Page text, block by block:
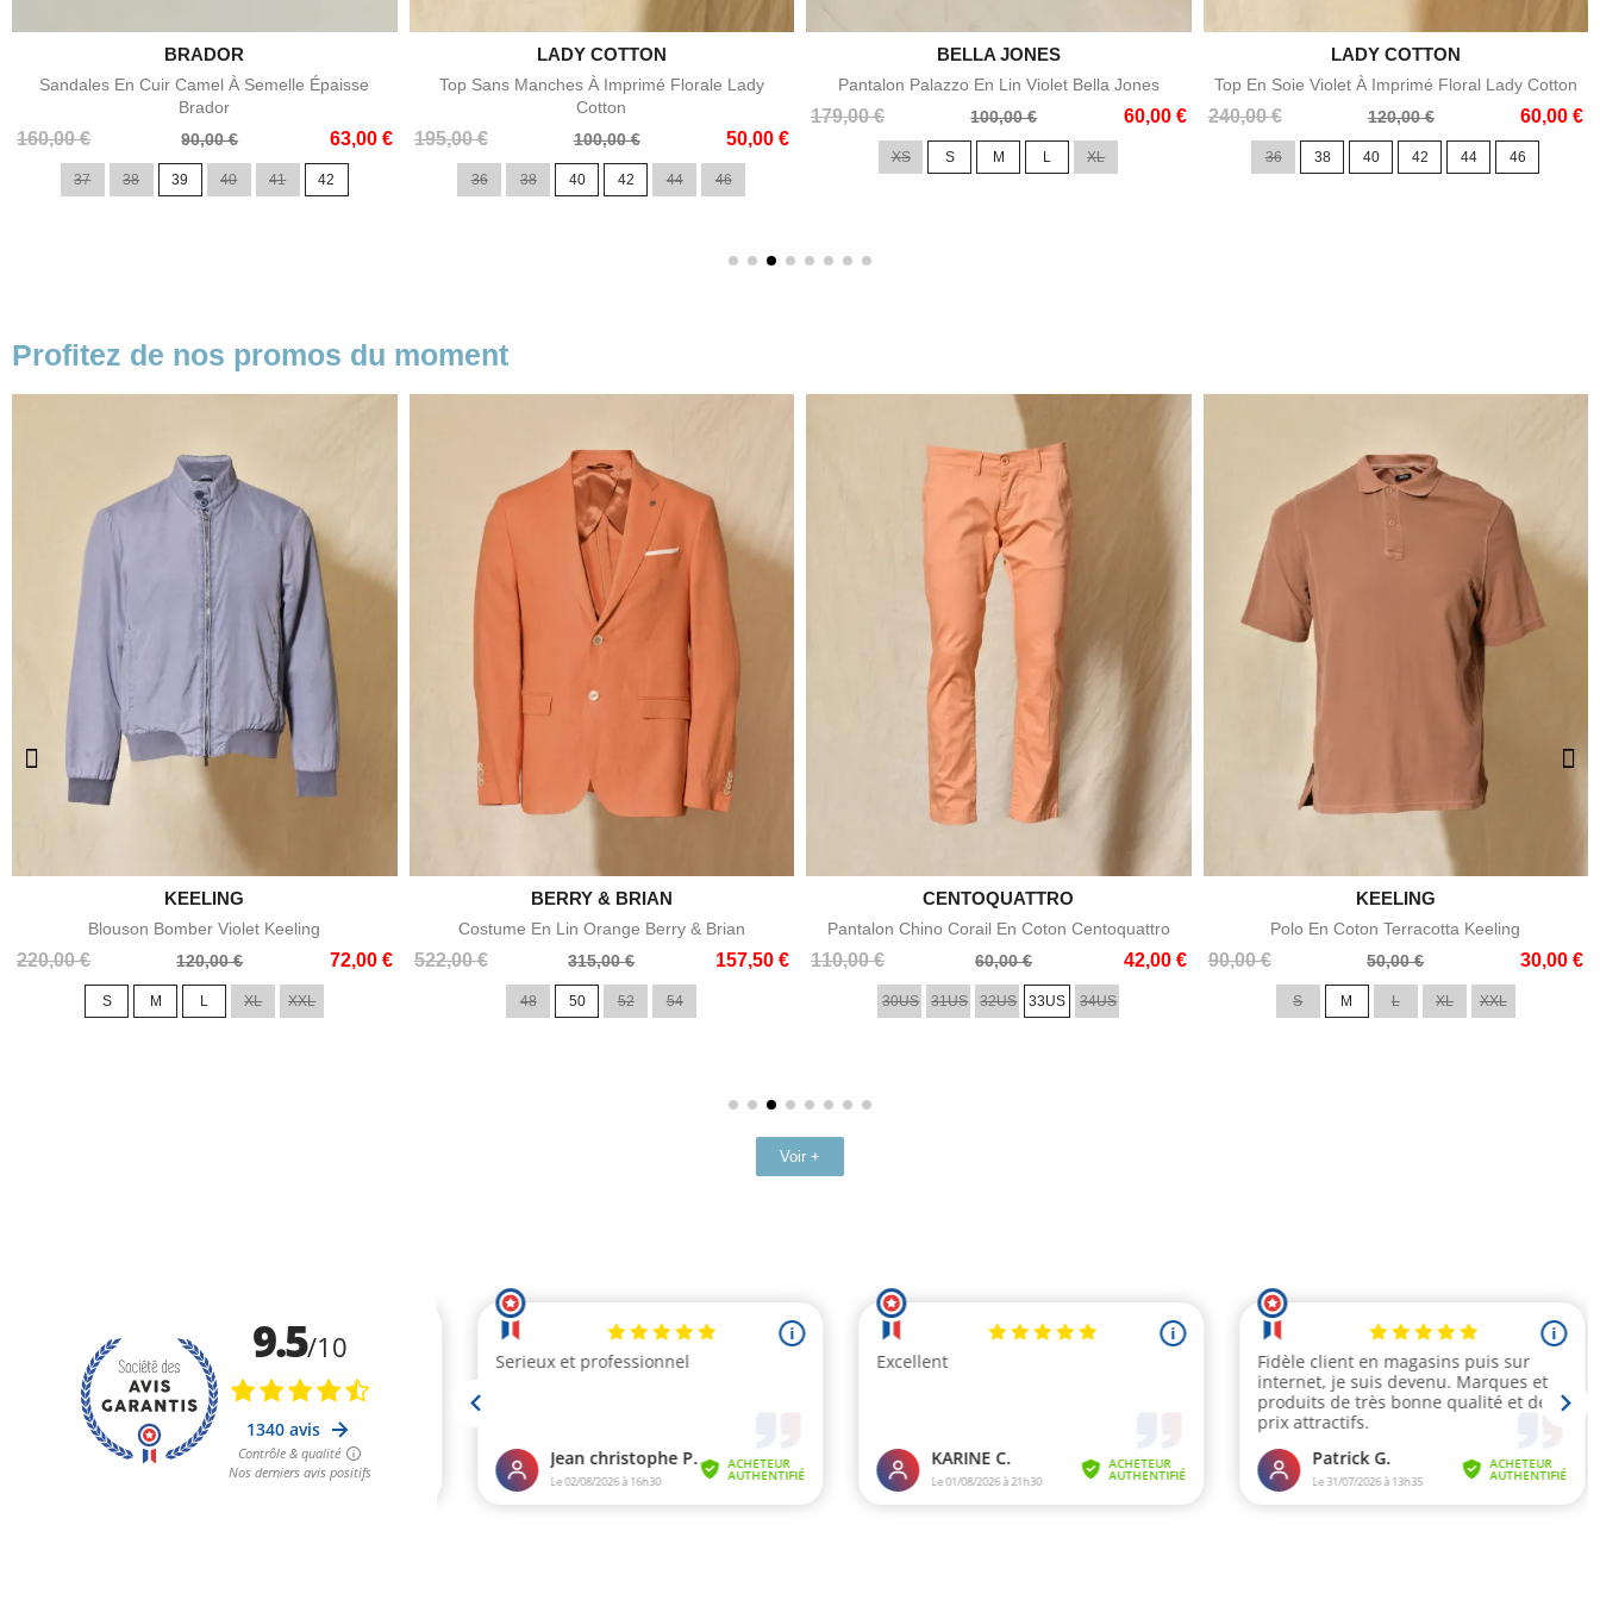
Aperçu rapide
BRADOR
Sandales En Cuir Camel À Semelle Épaisse
Brador
160,00 €
Prix
90,00 € 63,00 €
Prix
37 38 39 40 41 42
Aperçu rapide
LADY COTTON
Top Sans Manches À Imprimé Florale Lady
Cotton
195,00 €
Prix
100,00 € 50,00 €
Prix
36 38 40 42 44 46
Aperçu rapide
BELLA JONES
Pantalon Palazzo En Lin Violet Bella Jones
179,00 €
Prix
100,00 € 60,00 €
Prix
XS S M L XL
Aperçu rapide
LADY COTTON
Top En Soie Violet À Imprimé Floral Lady Cotton
240,00 €
Prix
120,00 € 60,00 €
Prix
36 38 40 42 44 46
Profitez de nos promos du moment
Aperçu rapide
KEELING
Blouson Bomber Violet Keeling
220,00 €
Prix
120,00 € 72,00 €
Prix
S M L XL XXL
Aperçu rapide
BERRY & BRIAN
Costume En Lin Orange Berry & Brian
522,00 €
Prix
315,00 € 157,50 €
Prix
48 50 52 54
Aperçu rapide
CENTOQUATTRO
Pantalon Chino Corail En Coton Centoquattro
110,00 €
Prix
60,00 € 42,00 €
Prix
30US 31US 32US 33US 34US
Aperçu rapide
KEELING
Polo En Coton Terracotta Keeling
90,00 €
Prix
50,00 € 30,00 €
Prix
S M L XL XXL
Voir +